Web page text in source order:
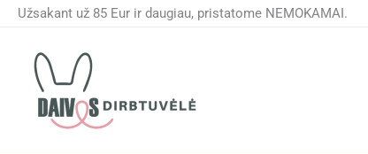
Pereiti
turinio
Užsakant už 85 Eur ir daugiau, pristatome NEMOKAMAI.